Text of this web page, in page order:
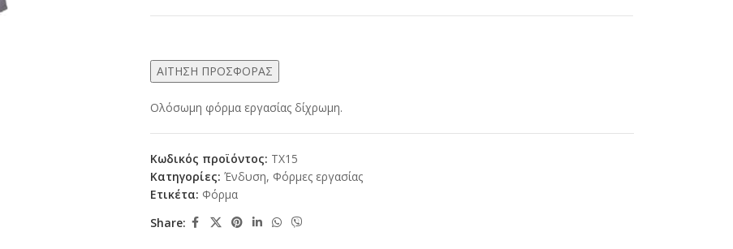
ΑΙΤΗΣΗ ΠΡΟΣΦΟΡΑΣ
Ολόσωμη φόρμα εργασίας δίχρωμη.
Κωδικός προϊόντος: ΤX15
Κατηγορίες: Ένδυση, Φόρμες εργασίας
Ετικέτα: Φόρμα
Share: